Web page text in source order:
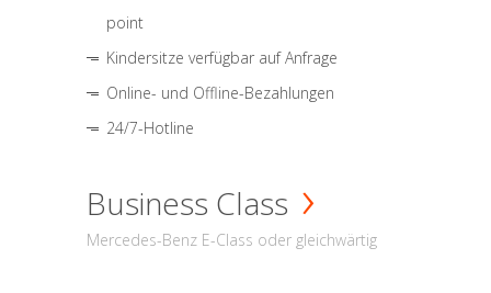
point
Kindersitze verfügbar auf Anfrage
Online- und Offline-Bezahlungen
24/7-Hotline
Business Class
Mercedes-Benz E-Class oder gleichwärtig